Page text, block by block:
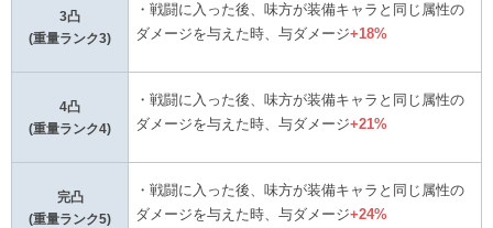
3凸
(重量ランク3)
・戦闘に入った後、味方が装備キャラと同じ属性の
ダメージを与えた時、与ダメージ+18%
4凸
(重量ランク4)
・戦闘に入った後、味方が装備キャラと同じ属性の
ダメージを与えた時、与ダメージ+21%
完凸
(重量ランク5)
・戦闘に入った後、味方が装備キャラと同じ属性の
ダメージを与えた時、与ダメージ+24%